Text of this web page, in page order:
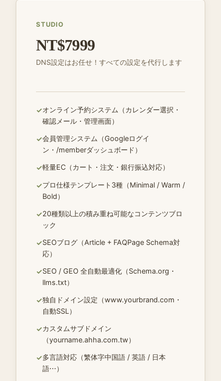
STUDIO
NT$7999
DNS設定はお任せ！すべての設定を代行します
✓オンライン予約システム（カレンダー選択・
確認メール・管理画面）
✓会員管理システム（Googleログイ
ン・/memberダッシュボード）
✓軽量EC（カート・注文・銀行振込対応）
✓プロ仕様テンプレート3種（Minimal / Warm /
Bold）
✓20種類以上の積み重ね可能なコンテンツブロ
ック
✓SEOブログ（Article + FAQPage Schema対
応）
✓SEO / GEO 全自動最適化（Schema.org・
llms.txt）
✓独自ドメイン設定（www.yourbrand.com・
自動SSL）
✓カスタムサブドメイン
（yourname.ahha.com.tw）
✓多言語対応（繁体字中国語 / 英語 / 日本
語⋯）